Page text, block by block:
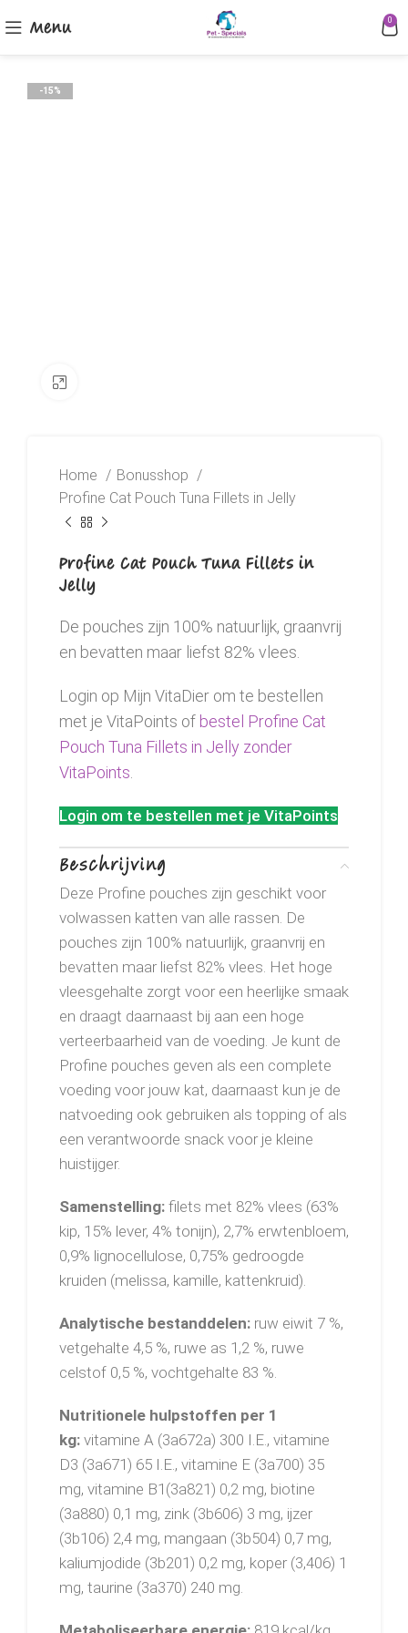
Menu 0
-15%
Home
Bonusshop
Profine Cat Pouch Tuna Fillets in Jelly
Profine Cat Pouch Tuna Fillets in
Jelly
De pouches zijn 100% natuurlijk, graanvrij
en bevatten maar liefst 82% vlees.
Login op Mijn VitaDier om te bestellen
met je VitaPoints of bestel Profine Cat
Pouch Tuna Fillets in Jelly zonder
VitaPoints
Login om te bestellen met je VitaPoints
Beschrijving
Deze Profine pouches zijn geschikt voor
volwassen katten van alle rassen. De
pouches zijn 100% natuurlijk, graanvrij en
bevatten maar liefst 82% vlees. Het hoge
vleesgehalte zorgt voor een heerlijke smaak
en draagt daarnaast bij aan een hoge
verteerbaarheid van de voeding. Je kunt de
Profine pouches geven als een complete
voeding voor jouw kat, daarnaast kun je de
natvoeding ook gebruiken als topping of als
een verantwoorde snack voor je kleine
huistijger.
Samenstelling: filets met 82% vlees (63%
kip, 15% lever, 4% tonijn), 2,7% erwtenbloem,
0,9% lignocellulose, 0,75% gedroogde
kruiden (melissa, kamille, kattenkruid).
Analytische bestanddelen: ruw eiwit 7 %,
vetgehalte 4,5 %, ruwe as 1,2 %, ruwe
celstof 0,5 %, vochtgehalte 83 %.
Nutritionele hulpstoffen per 1
kg: vitamine A (3a672a) 300 I.E., vitamine
D3 (3a671) 65 I.E., vitamine E (3a700) 35
mg, vitamine B1(3a821) 0,2 mg, biotine
(3a880) 0,1 mg, zink (3b606) 3 mg, ijzer
(3b106) 2,4 mg, mangaan (3b504) 0,7 mg,
kaliumjodide (3b201) 0,2 mg, koper (3,406) 1
mg, taurine (3a370) 240 mg.